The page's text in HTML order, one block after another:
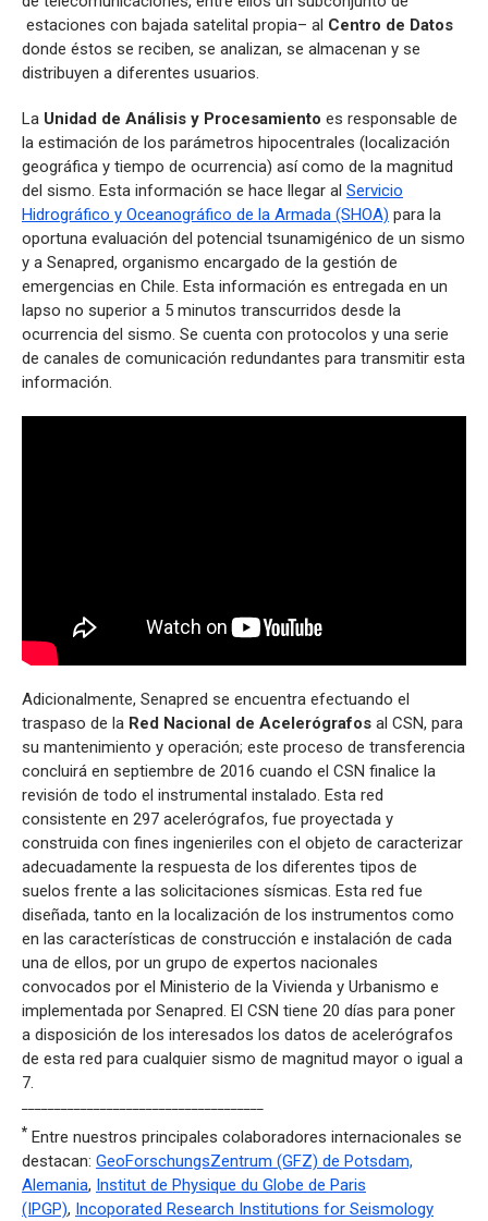
estaciones con bajada satelital propia– al Centro de Datos
donde éstos se reciben, se analizan, se almacenan y se
distribuyen a diferentes usuarios.
La Unidad de Análisis y Procesamiento es responsable de
la estimación de los parámetros hipocentrales (localización
geográfica y tiempo de ocurrencia) así como de la magnitud
del sismo. Esta información se hace llegar al Servicio
Hidrográfico y Oceanográfico de la Armada (SHOA) para la
oportuna evaluación del potencial tsunamigénico de un sismo
y a Senapred, organismo encargado de la gestión de
emergencias en Chile. Esta información es entregada en un
lapso no superior a 5 minutos transcurridos desde la
ocurrencia del sismo. Se cuenta con protocolos y una serie
de canales de comunicación redundantes para transmitir esta
información.
Adicionalmente, Senapred se encuentra efectuando el
traspaso de la Red Nacional de Acelerógrafos al CSN, para
su mantenimiento y operación; este proceso de transferencia
concluirá en septiembre de 2016 cuando el CSN finalice la
revisión de todo el instrumental instalado. Esta red
consistente en 297 acelerógrafos, fue proyectada y
construida con fines ingenieriles con el objeto de caracterizar
adecuadamente la respuesta de los diferentes tipos de
suelos frente a las solicitaciones sísmicas. Esta red fue
diseñada, tanto en la localización de los instrumentos como
en las características de construcción e instalación de cada
una de ellos, por un grupo de expertos nacionales
convocados por el Ministerio de la Vivienda y Urbanismo e
implementada por Senapred. El CSN tiene 20 días para poner
a disposición de los interesados los datos de acelerógrafos
de esta red para cualquier sismo de magnitud mayor o igual a
7.
* Entre nuestros principales colaboradores internacionales se
destacan: GeoForschungsZentrum (GFZ) de Potsdam,
Alemania, Institut de Physique du Globe de Paris
(IPGP), Incoporated Research Institutions for Seismology